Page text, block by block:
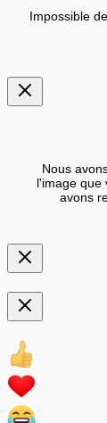
Impossible
Nous
l'image que
avons